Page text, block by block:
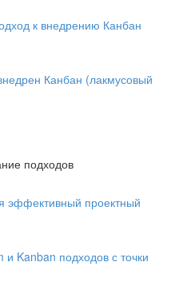
к внедрению Канбан
Канбан (лакмусовый
подходов
эффективный проектный
Kanban подходов с точки